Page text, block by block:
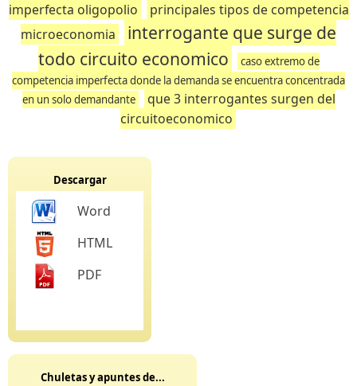
imperfecta oligopolio
principales tipos de competencia
microeconomia
interrogante que surge de
todo circuito economico
caso extremo de
competencia imperfecta donde la demanda se encuentra concentrada
en un solo demandante
que 3 interrogantes surgen del
circuitoeconomico
Descargar
Word
HTML
PDF
Chuletas y apuntes de...